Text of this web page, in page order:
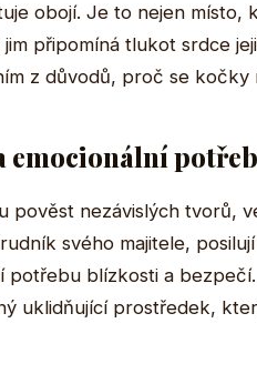
obojí. Je to nejen místo,
připomíná tlukot srdce
z důvodů, proč se
emocionální
pověst nezávislých tvorů,
svého majitele,
potřebu blízkosti a
uklidňující prostředek,